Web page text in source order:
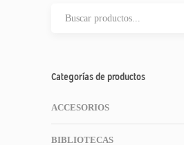
Categorías de productos
ACCESORIOS
BIBLIOTECAS